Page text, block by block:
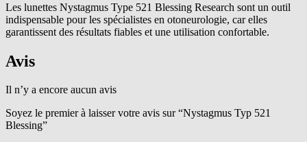
Les lunettes Nystagmus Type 521 Blessing Research sont un outil
indispensable pour les spécialistes en otoneurologie, car elles
garantissent des résultats fiables et une utilisation confortable.
Avis
Il n’y a encore aucun avis
Soyez le premier à laisser votre avis sur “Nystagmus Typ 521
Blessing”